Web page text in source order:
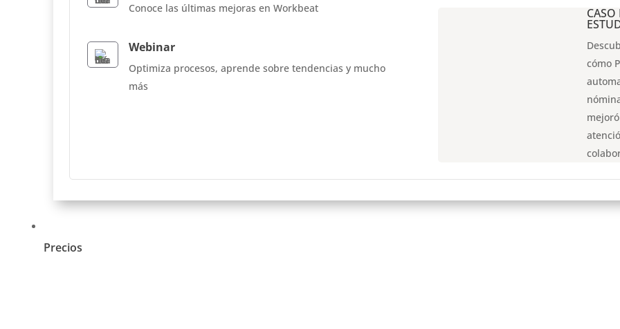
Conoce las últimas mejoras en Workbeat
Webinar
Optimiza procesos, aprende sobre tendencias y mucho
más
CASO
cómo
Precios